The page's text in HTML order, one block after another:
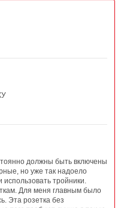
должны быть включены
но уже так надоело
тройники.
Для меня главным было
Эта розетка без